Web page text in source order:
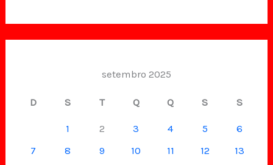
setembro 2025
D S T Q Q S S
1 2 3 4 5
6
7
8 9 10 11 12
13